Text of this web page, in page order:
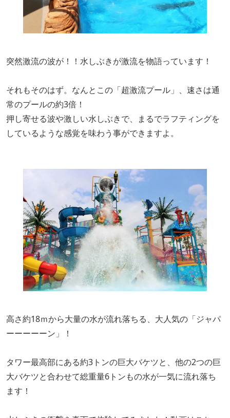
突然激流の波が！！水しぶきが激流を物語っています！
それもそのはず。なんとこの「超激流プール」、速さは通
常のプールの約3倍！
押し寄せる波や激しい水しぶきで、まるでラフティングを
しているような感覚を味わう事ができますよ。
高さ約18ｍから大量の水が流れ落ちる、大人気の「ジャパ
ーーーーーン」！
タワー最高部にある約3トンの巨大バケツと、他の2つの巨
大バケツと合わせて総重量6トンもの水が一気に流れ落ち
ます！